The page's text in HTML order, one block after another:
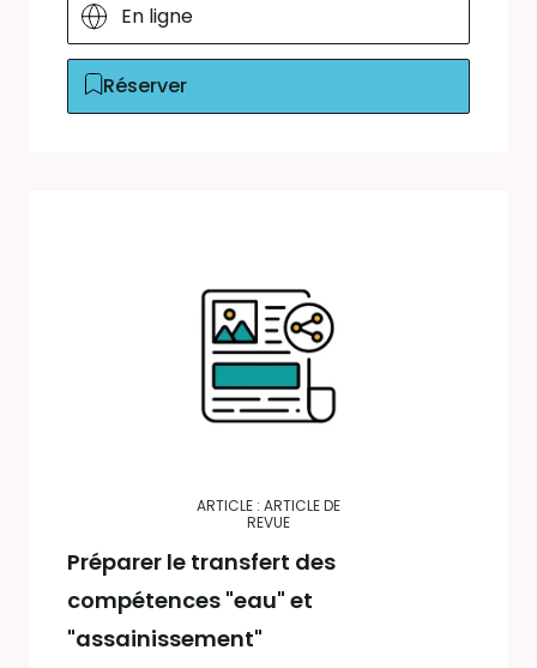
En ligne
Réserver
ARTICLE : ARTICLE DE
REVUE
Préparer le transfert des
compétences "eau" et
"assainissement"